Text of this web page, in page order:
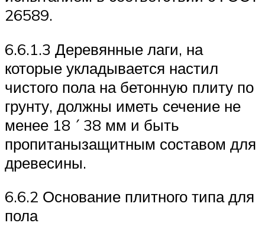
26589.
6.6.1.3 Деревянные лаги, на
которые укладывается настил
чистого пола на бетонную плиту по
грунту, должны иметь сечение не
менее 18 ´ 38 мм и быть
пропитанызащитным составом для
древесины.
6.6.2 Основание плитного типа для
пола